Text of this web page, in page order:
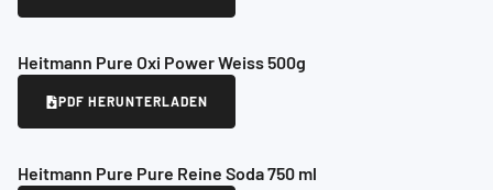
Heitmann Pure Oxi Power Weiss 500g
PDF HERUNTERLADEN
Heitmann Pure Pure Reine Soda 750 ml